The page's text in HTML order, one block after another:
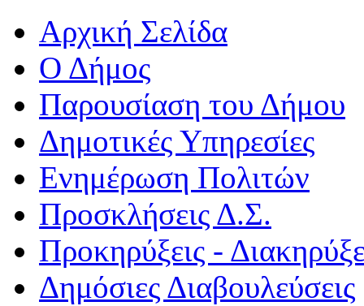
Αρχική Σελίδα
Ο Δήμος
Παρουσίαση του Δήμου
Δημοτικές Υπηρεσίες
Ενημέρωση Πολιτών
Προσκλήσεις Δ.Σ.
Προκηρύξεις -
Δημόσιες Διαβουλεύσεις